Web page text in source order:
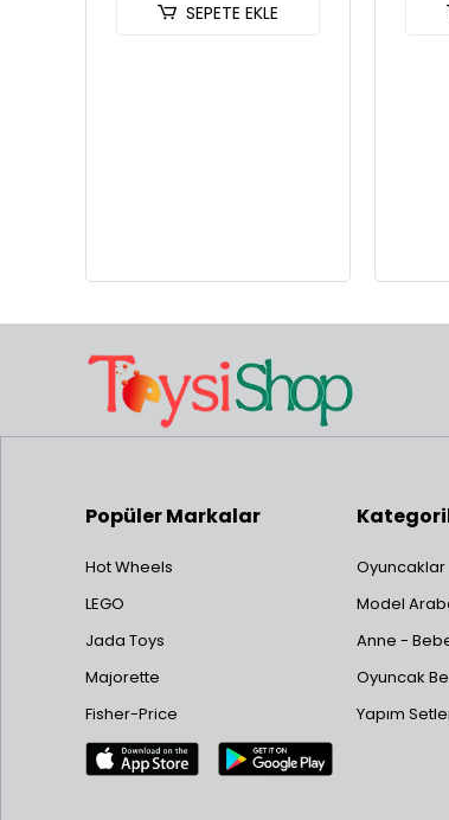
SEPETE EKLE
Popüler Markalar
Hot Wheels
LEGO
Jada Toys
Majorette
Fisher-Price
Oyuncaklar
Model
Anne -
Oyuncak
Yapım